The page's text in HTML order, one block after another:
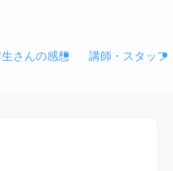
さんの感想 講師・スタッフ